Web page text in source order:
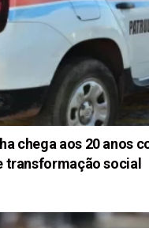
chega aos 20 anos
transformação social